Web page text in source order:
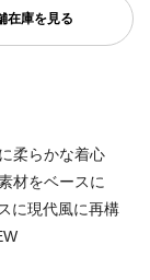
柔らかな着心
材をベースに
に現代風に再構